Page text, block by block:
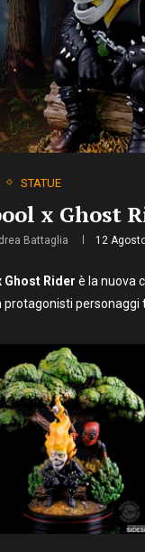
STATUE
x Ghost
Battaglia 12
Ghost Rider è la nuova
protagonisti